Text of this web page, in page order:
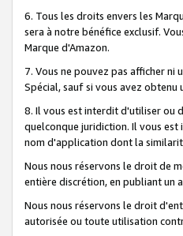
6. Tous les droits envers les
sera à notre bénéfice exclusif.
Marque d'Amazon.
7. Vous ne pouvez pas afficher ni
Spécial, sauf si vous avez
8. Il vous est interdit d'utiliser ou
quelconque juridiction. Il vous
nom d'application dont la
Nous nous réservons le droit de
entière discrétion, en publiant un
Nous nous réservons le droit
autorisée ou toute utilisation